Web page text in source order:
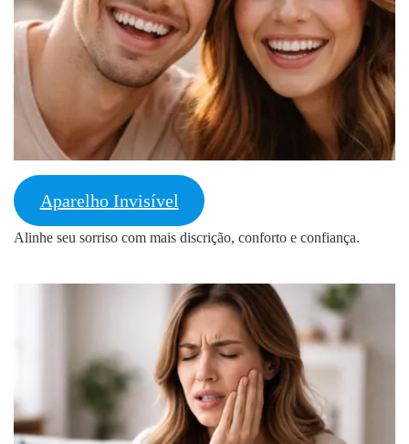
Aparelho Invisível
Alinhe seu sorriso com mais discrição, conforto e confiança.